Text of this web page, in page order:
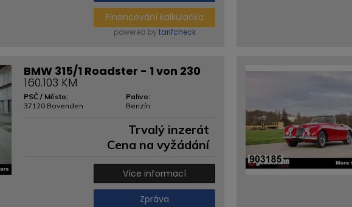
Financování kalkulačka
powered by tarifcheck
BMW 315/1 Roadster - 1 von 230
160.103 KM
PSČ / Město:
37120 Bovenden
Palivo:
Benzín
Trvalý inzerát
Cena na vyžádání
Více informací
Zpráva